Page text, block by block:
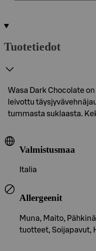
Tuotetiedot
Wasa Dark Chocolate
leivottu
tummasta suklaasta.
Valmistusmaa
Italia
Allergeenit
Muna, Maito,
tuotteet, Soijapavut,